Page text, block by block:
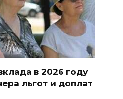
в 2026 году
льгот и доплат